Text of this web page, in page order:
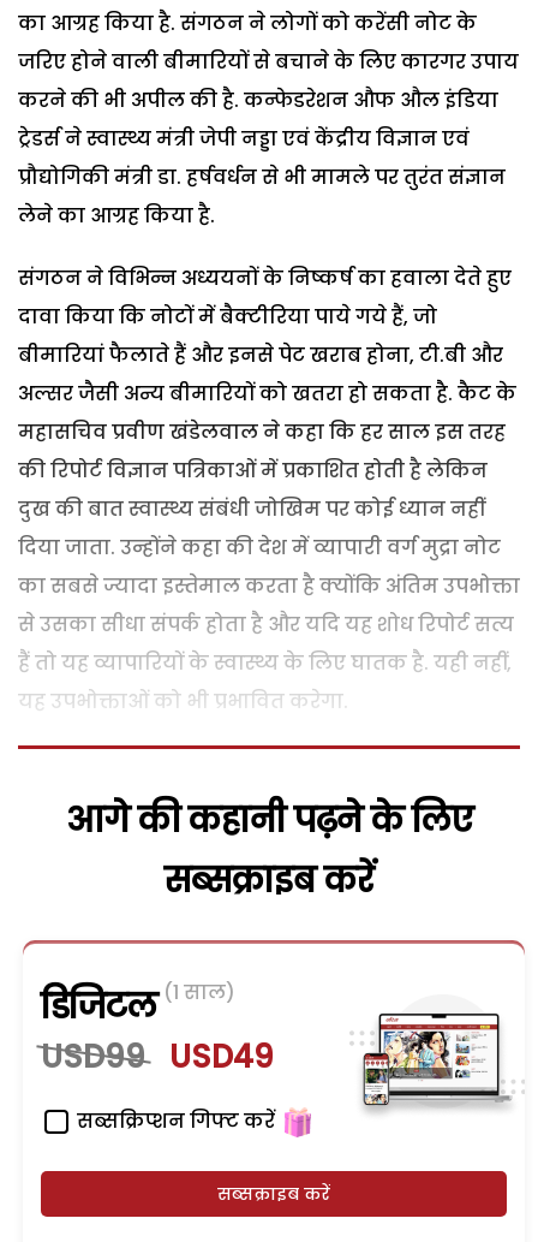
का आग्रह किया है. संगठन ने लोगों को करेंसी नोट के
जरिए होने वाली बीमारियों से बचाने के लिए कारगर उपाय
करने की भी अपील की है. कन्फेडरेशन औफ औल इंडिया
ट्रेडर्स ने स्वास्थ्य मंत्री जेपी नड्डा एवं केंद्रीय विज्ञान एवं
प्रौद्योगिकी मंत्री डा. हर्षवर्धन से भी मामले पर तुरंत संज्ञान
लेने का आग्रह किया है.
संगठन ने विभिन्न अध्ययनों के निष्कर्ष का हवाला देते हुए
दावा किया कि नोटों में बैक्टीरिया पाये गये हैं, जो
बीमारियां फैलाते हैं और इनसे पेट खराब होना, टी.बी और
अल्सर जैसी अन्य बीमारियों को खतरा हो सकता है. कैट के
महासचिव प्रवीण खंडेलवाल ने कहा कि हर साल इस तरह
की रिपोर्ट विज्ञान पत्रिकाओं में प्रकाशित होती है लेकिन
दुख की बात स्वास्थ्य संबंधी जोखिम पर कोई ध्यान नहीं
दिया जाता. उन्होंने कहा की देश में व्यापारी वर्ग मुद्रा नोट
का सबसे ज्यादा इस्तेमाल करता है क्योंकि अंतिम उपभोक्ता
से उसका सीधा संपर्क होता है और यदि यह शोध रिपोर्ट सत्य
हैं तो यह व्यापारियों के स्वास्थ्य के लिए घातक है. यही नहीं,
यह उपभोक्ताओं को भी प्रभावित करेगा.
आगे की कहानी पढ़ने के लिए
सब्सक्राइब करें
डिजिटल (1 साल)
USD99 USD49
सब्सक्रिप्शन गिफ्ट करें
सब्सक्राइब करें